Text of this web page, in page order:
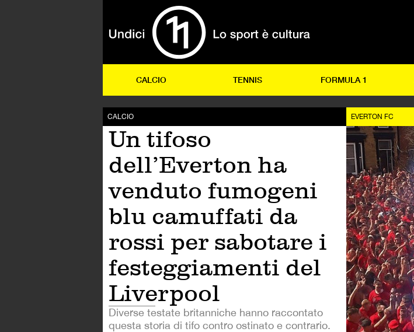
CALCIO TENNIS FORMULA 1
CALCIO
Un tifoso
dell’Everton ha
venduto fumogeni
blu camuffati da
rossi per sabotare i
festeggiamenti del
Liverpool
Diverse testate britanniche hanno raccontato
questa storia di tifo contro ostinato e contrario.
EVERTON FC